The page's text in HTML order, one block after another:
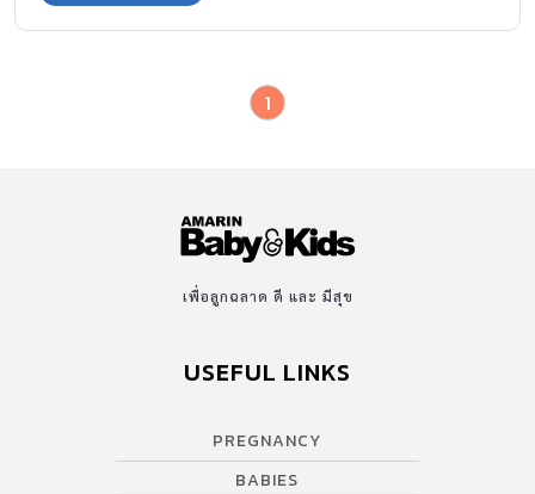
1
เพื่อลูกฉลาด ดี และ มีสุข
USEFUL LINKS
PREGNANCY
BABIES